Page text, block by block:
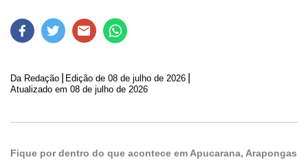
Da Redação Edição de 08 de julho de 2026
Atualizado em 08 de julho de 2026
Fique por dentro do que acontece em Apucarana, Arapongas